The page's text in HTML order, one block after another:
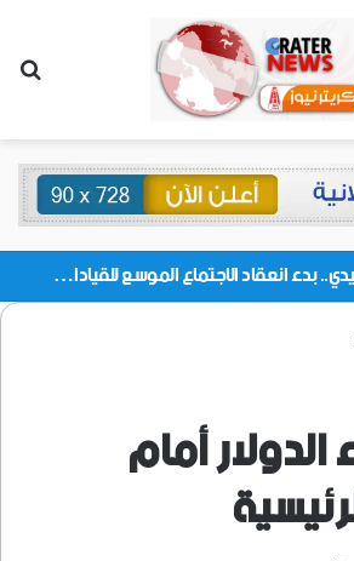
برعاية الرئيس الزُبيدي.. بدء انعقاد الاجتماع الموسع للقيادات المحلية بالعاصمة ولمديريات وكتل مجلس العموم ومنسقيات الجامعة بالعاصمة عدن
أمام